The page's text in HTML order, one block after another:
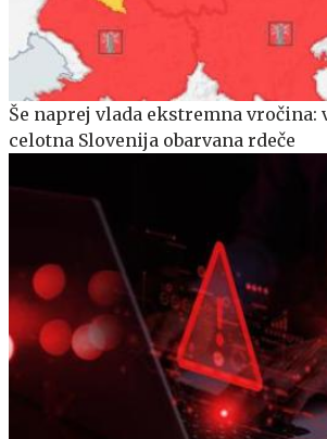
Še naprej vlada ekstremna vročina:
celotna Slovenija obarvana rdeče